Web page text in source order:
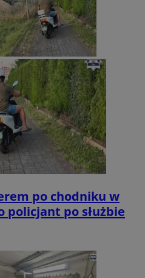
po chodniku w
policjant po służbie